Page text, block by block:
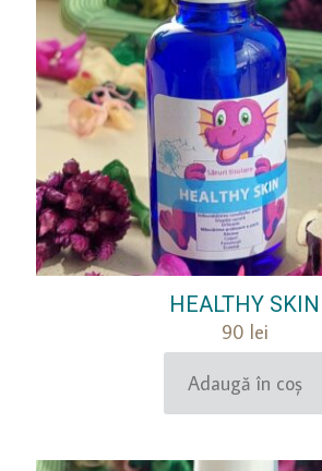
HEALTHY SKIN
90 lei
Adaugă în coș